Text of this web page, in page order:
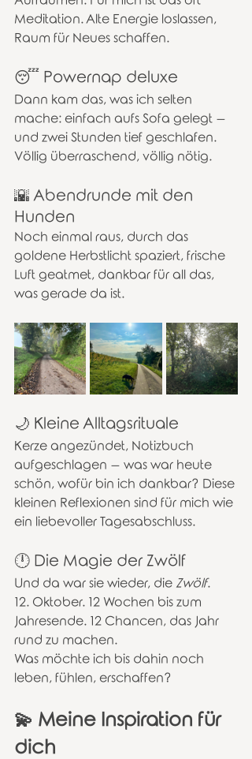
Meditation. Alte Energie loslassen,
Raum für Neues schaffen.
😴 Powernap deluxe
Dann kam das, was ich selten
mache: einfach aufs Sofa gelegt –
und zwei Stunden tief geschlafen.
Völlig überraschend, völlig nötig.
🌇 Abendrunde mit den
Hunden
Noch einmal raus, durch das
goldene Herbstlicht spaziert, frische
Luft geatmet, dankbar für all das,
was gerade da ist.
🌙 Kleine Alltagsrituale
Kerze angezündet, Notizbuch
aufgeschlagen – was war heute
schön, wofür bin ich dankbar? Diese
kleinen Reflexionen sind für mich wie
ein liebevoller Tagesabschluss.
🕛 Die Magie der Zwölf
Und da war sie wieder, die Zwölf.
12. Oktober. 12 Wochen bis zum
Jahresende. 12 Chancen, das Jahr
rund zu machen.
Was möchte ich bis dahin noch
leben, fühlen, erschaffen?
💫 Meine Inspiration für
dich